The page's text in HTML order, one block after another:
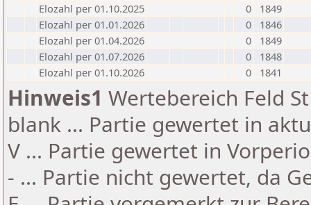
Elozahl per 01.10.2025
0
1849
Elozahl per 01.01.2026
0
1846
Elozahl per 01.04.2026
0
1849
Elozahl per 01.07.2026
0
1848
Elozahl per 01.10.2026
0 1841
Hinweis1 Wertebereich Feld
blank ... Partie gewertet in
V ... Partie gewertet in
- ... Partie nicht gewertet, da